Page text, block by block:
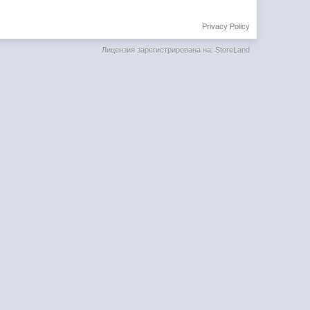
Privacy Policy
Лицензия зарегистрирована на: StoreLand